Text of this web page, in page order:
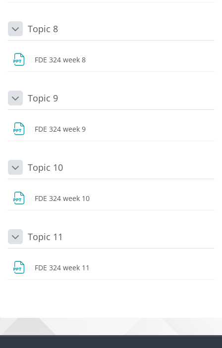
DaraltTopic 8
FDE 324 week 8
DaraltTopic 9
FDE 324 week 9
DaraltTopic 10
FDE 324 week 10
DaraltTopic 11
FDE 324 week 11